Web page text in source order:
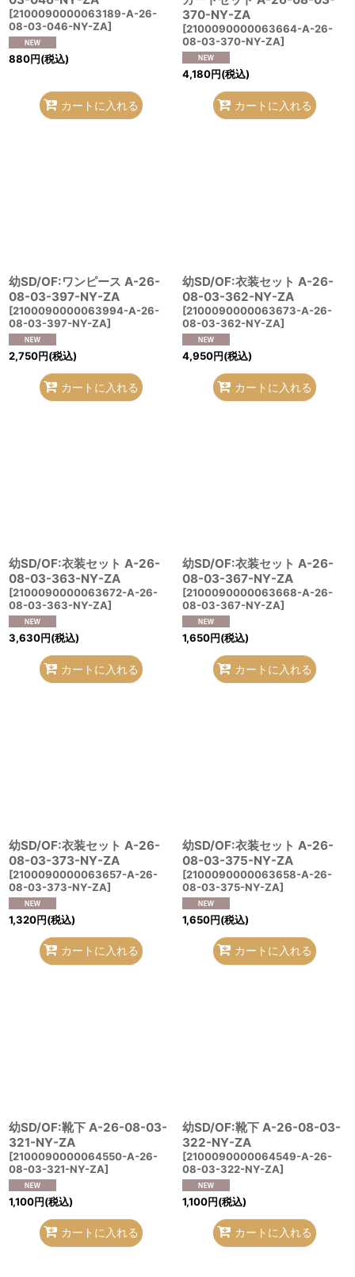
[2100090000063189-A-26-
08-03-046-NY-ZA]
880円(税込)
カートに入れる
370-NY-ZA
[2100090000063664-A-26-
08-03-370-NY-ZA]
4,180円(税込)
カートに入れる
幼SD/OF:ワンピース A-26-
08-03-397-NY-ZA
[2100090000063994-A-26-
08-03-397-NY-ZA]
2,750円(税込)
カートに入れる
幼SD/OF:衣装セット A-26-
08-03-362-NY-ZA
[2100090000063673-A-26-
08-03-362-NY-ZA]
4,950円(税込)
カートに入れる
幼SD/OF:衣装セット A-26-
08-03-363-NY-ZA
[2100090000063672-A-26-
08-03-363-NY-ZA]
3,630円(税込)
カートに入れる
幼SD/OF:衣装セット A-26-
08-03-367-NY-ZA
[2100090000063668-A-26-
08-03-367-NY-ZA]
1,650円(税込)
カートに入れる
幼SD/OF:衣装セット A-26-
08-03-373-NY-ZA
[2100090000063657-A-26-
08-03-373-NY-ZA]
1,320円(税込)
カートに入れる
幼SD/OF:衣装セット A-26-
08-03-375-NY-ZA
[2100090000063658-A-26-
08-03-375-NY-ZA]
1,650円(税込)
カートに入れる
幼SD/OF:靴下 A-26-08-03-
321-NY-ZA
[2100090000064550-A-26-
08-03-321-NY-ZA]
1,100円(税込)
カートに入れる
幼SD/OF:靴下 A-26-08-03-
322-NY-ZA
[2100090000064549-A-26-
08-03-322-NY-ZA]
1,100円(税込)
カートに入れる